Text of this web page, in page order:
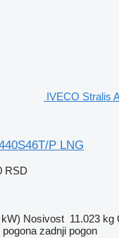
IVECO Stralis
P LNG
RSD
Nosivost 11.023 kg
pogona zadnji pogon